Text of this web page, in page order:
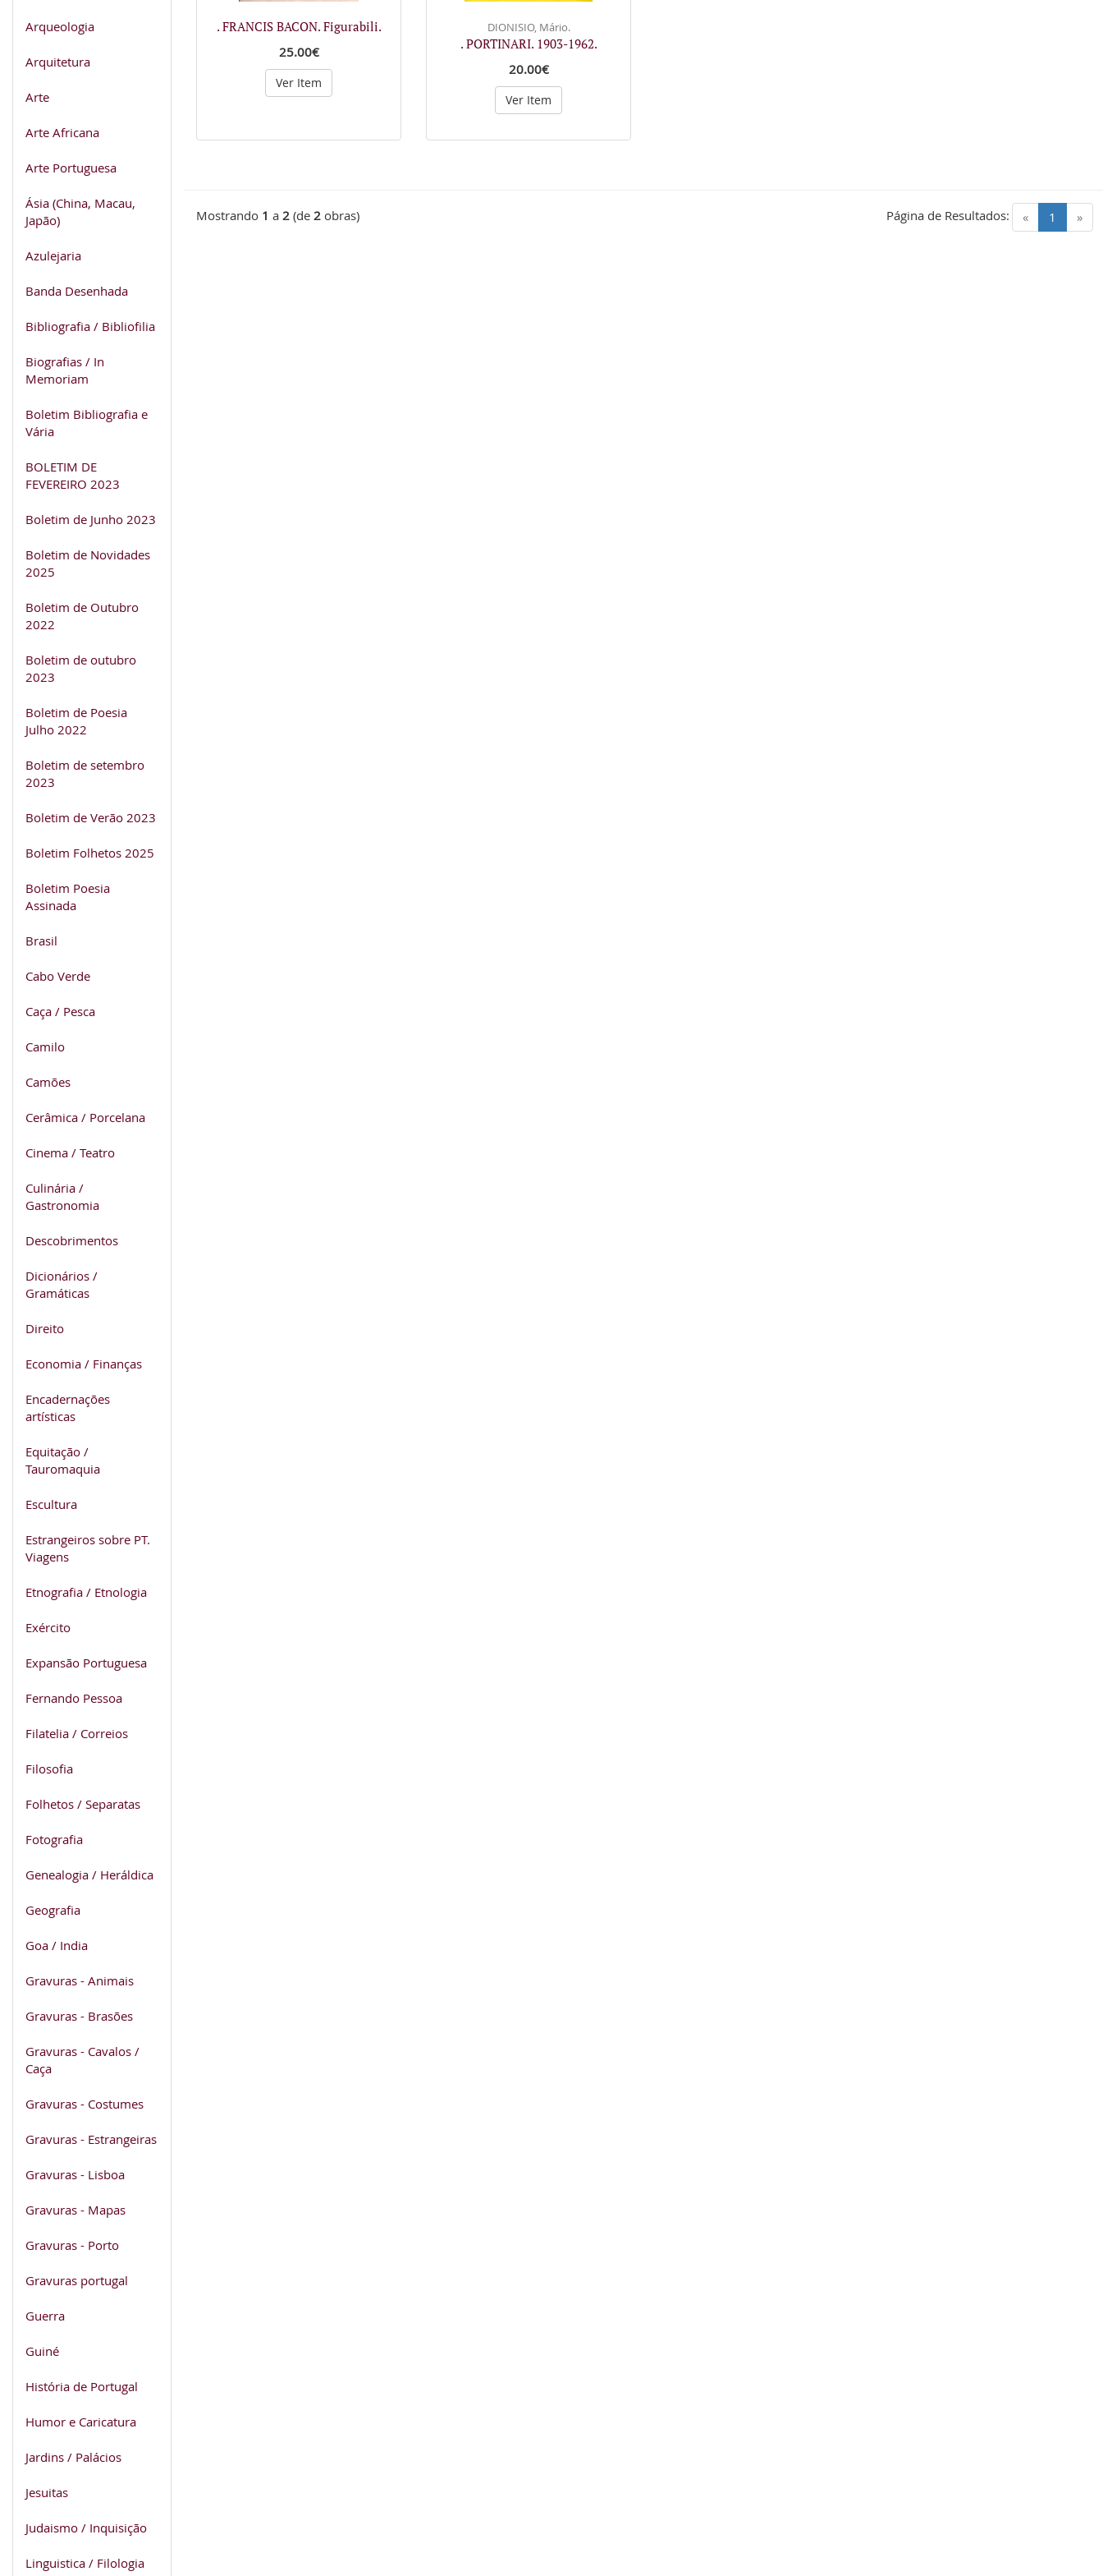
Arqueologia
Arquitetura
Arte
Arte Africana
Arte Portuguesa
Ásia (China, Macau,
Japão)
Azulejaria
Banda Desenhada
Bibliografia / Bibliofilia
Biografias / In
Memoriam
Boletim Bibliografia e
Vária
BOLETIM DE
FEVEREIRO 2023
Boletim de Junho 2023
Boletim de Novidades
2025
Boletim de Outubro
2022
Boletim de outubro
2023
Boletim de Poesia
Julho 2022
Boletim de setembro
2023
Boletim de Verão 2023
Boletim Folhetos 2025
Boletim Poesia
Assinada
Brasil
Cabo Verde
Caça / Pesca
Camilo
Camões
Cerâmica / Porcelana
Cinema / Teatro
Culinária /
Gastronomia
Descobrimentos
Dicionários /
Gramáticas
Direito
Economia / Finanças
Encadernações
artísticas
Equitação /
Tauromaquia
Escultura
Estrangeiros sobre PT.
Viagens
Etnografia / Etnologia
Exército
Expansão Portuguesa
Fernando Pessoa
Filatelia / Correios
Filosofia
Folhetos / Separatas
Fotografia
Genealogia / Heráldica
Geografia
Goa / India
Gravuras - Animais
Gravuras - Brasões
Gravuras - Cavalos /
Caça
Gravuras - Costumes
Gravuras - Estrangeiras
Gravuras - Lisboa
Gravuras - Mapas
Gravuras - Porto
Gravuras portugal
Guerra
Guiné
História de Portugal
Humor e Caricatura
Jardins / Palácios
Jesuitas
Judaismo / Inquisição
Linguistica / Filologia
. FRANCIS BACON. Figurabili.
25.00€
Ver Item
DIONISIO, Mário.
. PORTINARI. 1903-1962.
20.00€
Ver Item
Mostrando 1 a 2 (de 2 obras) « 1 (current)
»
Página de Resultados: